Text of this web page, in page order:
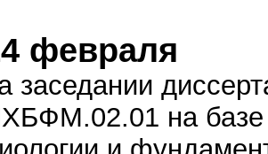
февраля
заседании
на базе